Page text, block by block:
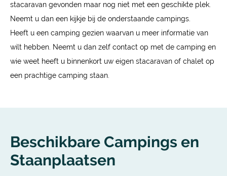
stacaravan gevonden maar nog niet met een geschikte plek.
Neemt u dan een kijkje bij de onderstaande campings.
Heeft u een camping gezien waarvan u meer informatie van
wilt hebben. Neemt u dan zelf contact op met de camping en
wie weet heeft u binnenkort uw eigen stacaravan of chalet op
een prachtige camping staan.
Beschikbare Campings en
Staanplaatsen